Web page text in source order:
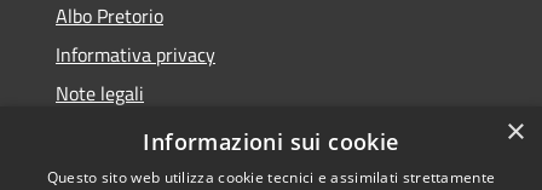
Albo Pretorio
Informativa privacy
Note legali
Dichiarazione di accessibilità
×
Informazioni sui cookie
Questo sito web utilizza cookie tecnici e assimilati strettamente